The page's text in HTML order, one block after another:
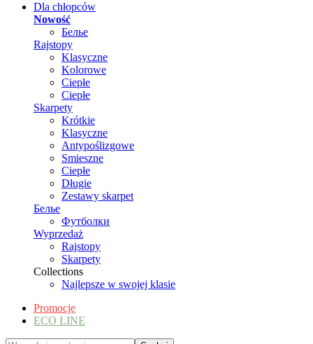
Dla chłopców
Nowość
Белье
Rajstopy
Klasyczne
Kolorowe
Ciepłe
Ciepłe
Skarpety
Krótkie
Klasyczne
Antypoślizgowe
Smieszne
Ciepłe
Długie
Zestawy skarpet
Белье
Футболки
Wyprzedaż
Rajstopy
Skarpety
Collections
Najlepsze w swojej klasie
Promocje
ECO LINE